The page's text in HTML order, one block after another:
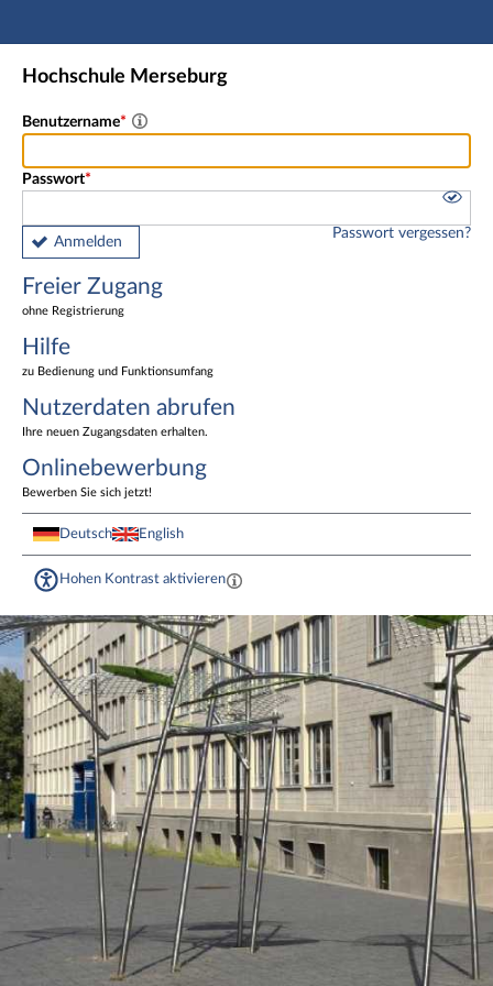
Hauptnavigation
Freier Zugang
Nutzerdaten abrufen
Fußzeile
Hochschule Merseburg
Benutzername
Passwort
Anmelden
Passwort vergessen?
Freier Zugang
ohne Registrierung
Hilfe
zu Bedienung und Funktionsumfang
Nutzerdaten abrufen
Ihre neuen Zugangsdaten erhalten.
Onlinebewerbung
Bewerben Sie sich jetzt!
Deutsch English
Hohen Kontrast aktivieren